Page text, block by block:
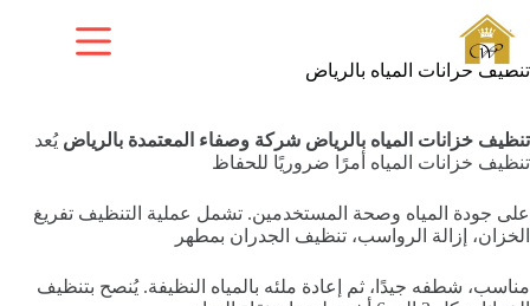
التجاوز
إلى
المحتوى
تنظيف خزانات المياه بالرياض
تنظيف خزانات المياه بالرياض شركة وصفاء المعتمدة بالرياضيُعد
تنظيف خزانات المياه أمرًا ضروريًا للحفاظ
على جودة المياه وصحة المستخدمين. تشمل عملية التنظيف تفريغ
الخزان، إزالة الرواسب، تنظيف الجدران بمطهر
مناسب، شطفه جيدًا، ثم إعادة ملئه بالمياه النظيفة. يُنصح بتنظيف